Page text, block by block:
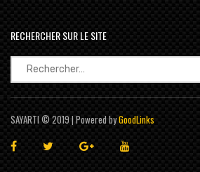
RECHERCHER SUR LE SITE
Rechercher :
SAYARTI © 2019 | Powered byGoodLinks